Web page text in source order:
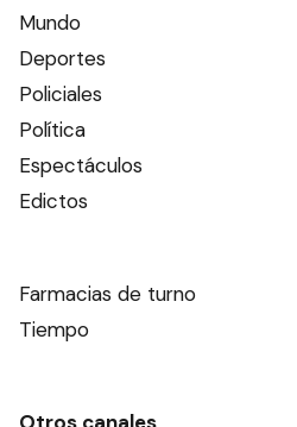
Mundo
Deportes
Policiales
Política
Espectáculos
Edictos
Farmacias de turno
Tiempo